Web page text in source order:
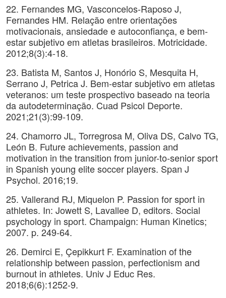
22. Fernandes MG, Vasconcelos-Raposo J,
Fernandes HM. Relação entre orientações
motivacionais, ansiedade e autoconfiança, e bem-
estar subjetivo em atletas brasileiros. Motricidade.
2012;8(3):4-18.
23. Batista M, Santos J, Honório S, Mesquita H,
Serrano J, Petrica J. Bem-estar subjetivo em atletas
veteranos: um teste prospectivo baseado na teoria
da autodeterminação. Cuad Psicol Deporte.
2021;21(3):99-109.
24. Chamorro JL, Torregrosa M, Oliva DS, Calvo TG,
León B. Future achievements, passion and
motivation in the transition from junior-to-senior sport
in Spanish young elite soccer players. Span J
Psychol. 2016;19.
25. Vallerand RJ, Miquelon P. Passion for sport in
athletes. In: Jowett S, Lavallee D, editors. Social
psychology in sport. Champaign: Human Kinetics;
2007. p. 249-64.
26. Demirci E, Çepikkurt F. Examination of the
relationship between passion, perfectionism and
burnout in athletes. Univ J Educ Res.
2018;6(6):1252-9.